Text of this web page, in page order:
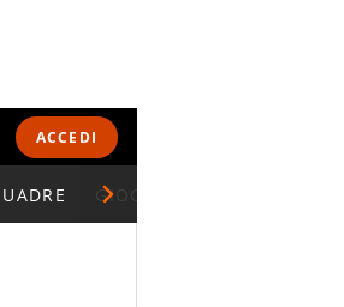
ACCEDI
E CLASSIFICHEGIOCATORI SERIE A